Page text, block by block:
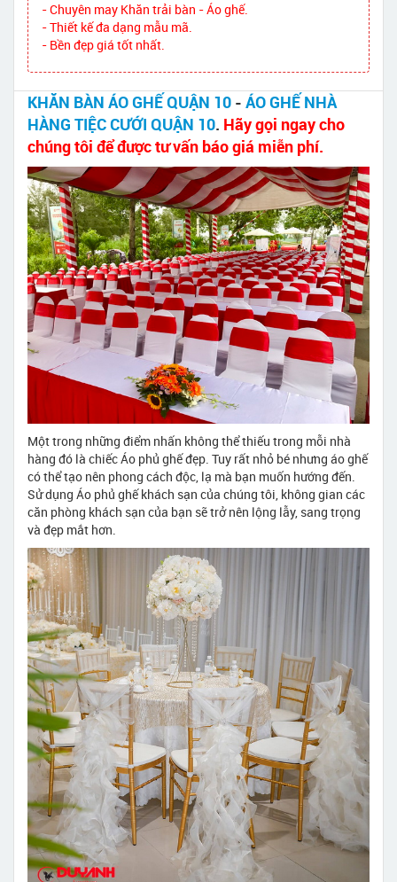
- Chuyên may Khăn trải bàn - Áo ghế.
- Thiết kế đa dạng mẫu mã.
- Bền đẹp giá tốt nhất.
KHĂN BÀN ÁO GHẾ QUẬN 10 - ÁO GHẾ NHÀ
HÀNG TIỆC CƯỚI QUẬN 10. Hãy gọi ngay cho
chúng tôi để được tư vấn báo giá miễn phí.
Một trong những điểm nhấn không thể thiếu trong mỗi nhà
hàng đó là chiếc Áo phủ ghế đẹp. Tuy rất nhỏ bé nhưng áo ghế
có thể tạo nên phong cách độc, lạ mà bạn muốn hướng đến.
Sử dụng Áo phủ ghế khách sạn của chúng tôi, không gian các
căn phòng khách sạn của bạn sẽ trở nên lộng lẫy, sang trọng
và đẹp mắt hơn.